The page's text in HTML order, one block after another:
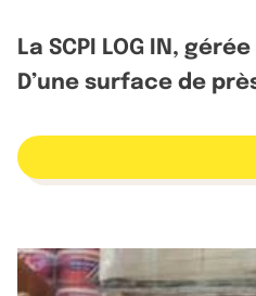
La SCPI LOG IN,
D’une surface de